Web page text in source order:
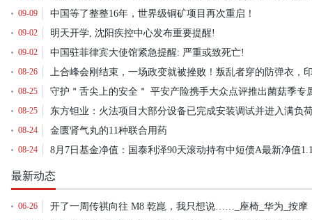
09-09 中国等了整整16年，世界级铜矿项目再次重启！
09-02 明天开学, 沈阳疾控中心发布重要提醒!
09-02 中国驻菲律宾大使馆紧急提醒: 严重或致死亡!
08-26
08-25
守护＂舌尖上的安全＂ 平安产险携手大众点评推出菌菇季专
08-25
08-24
金匮肾气丸的11种联合用药
08-24 8月7日基金净值：国泰利泽90天滚动持有中短债A最新净值
最新动态
06-26 开了一周传祺向往 M8 乾崑，我只想说……​_座椅_华为_按摩